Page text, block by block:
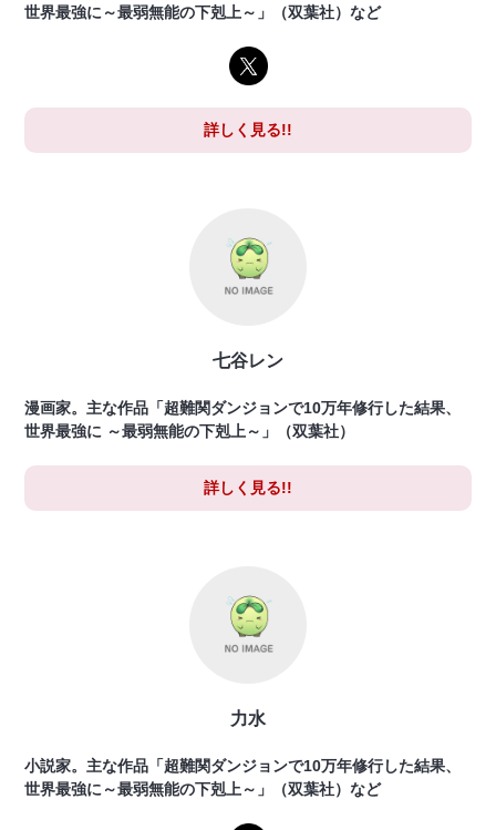
世界最強に～最弱無能の下剋上～」（双葉社）など
詳しく見る!!
七谷レン
漫画家。主な作品「超難関ダンジョンで10万年修行した結果、
世界最強に ～最弱無能の下剋上～」（双葉社）
詳しく見る!!
力水
小説家。主な作品「超難関ダンジョンで10万年修行した結果、
世界最強に～最弱無能の下剋上～」（双葉社）など